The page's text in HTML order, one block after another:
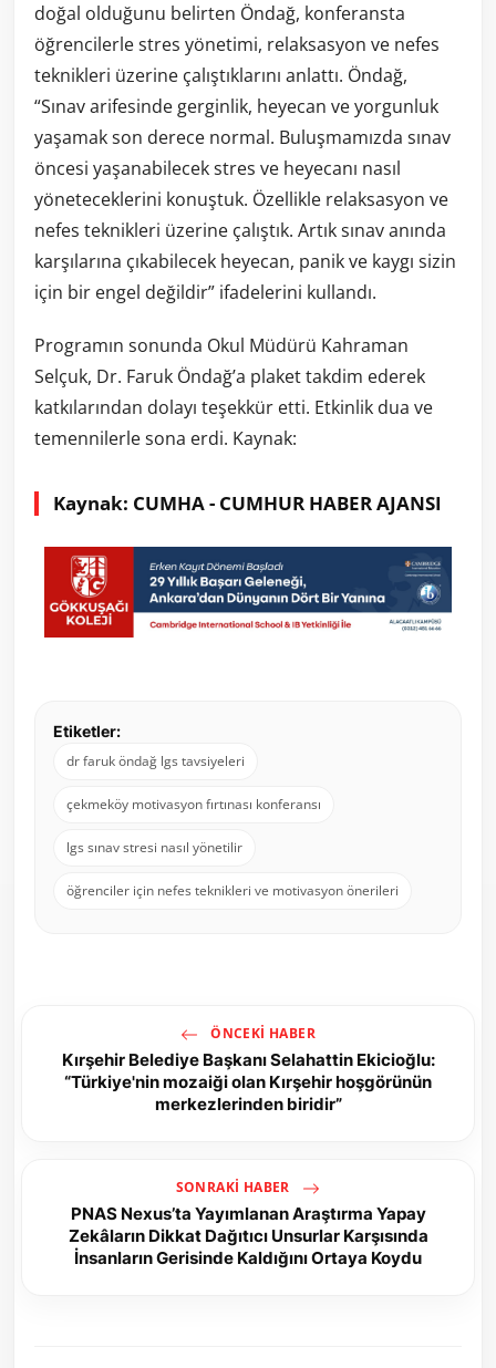
doğal olduğunu belirten Öndağ, konferansta
öğrencilerle stres yönetimi, relaksasyon ve nefes
teknikleri üzerine çalıştıklarını anlattı. Öndağ,
“Sınav arifesinde gerginlik, heyecan ve yorgunluk
yaşamak son derece normal. Buluşmamızda sınav
öncesi yaşanabilecek stres ve heyecanı nasıl
yöneteceklerini konuştuk. Özellikle relaksasyon ve
nefes teknikleri üzerine çalıştık. Artık sınav anında
karşılarına çıkabilecek heyecan, panik ve kaygı sizin
için bir engel değildir” ifadelerini kullandı.
Programın sonunda Okul Müdürü Kahraman
Selçuk, Dr. Faruk Öndağ’a plaket takdim ederek
katkılarından dolayı teşekkür etti. Etkinlik dua ve
temennilerle sona erdi. Kaynak:
Kaynak: CUMHA - CUMHUR HABER AJANSI
Etiketler:
dr faruk öndağ lgs tavsiyeleri
çekmeköy motivasyon fırtınası konferansı
lgs sınav stresi nasıl yönetilir
öğrenciler için nefes teknikleri ve motivasyon önerileri
ÖNCEKI HABER
Kırşehir Belediye Başkanı Selahattin Ekicioğlu:
“Türkiye'nin mozaiği olan Kırşehir hoşgörünün
merkezlerinden biridir”
SONRAKI HABER
PNAS Nexus’ta Yayımlanan Araştırma Yapay
Zekâların Dikkat Dağıtıcı Unsurlar Karşısında
İnsanların Gerisinde Kaldığını Ortaya Koydu